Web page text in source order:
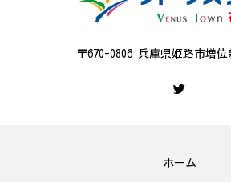
〒670-0806 兵庫県姫路市増位
ホーム